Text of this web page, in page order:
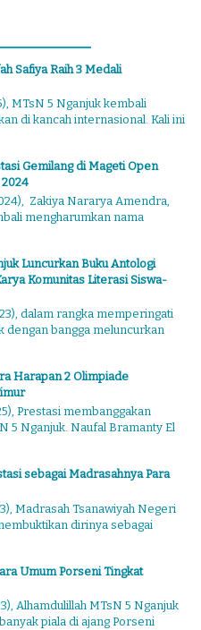
Safiya Raih 3 Medali
MTsN 5 Nganjuk kembali
di kancah internasional. Kali ini
Gemilang di Mageti Open
Zakiya Nararya Amendra,
mengharumkan nama
Luncurkan Buku Antologi
Komunitas Literasi Siswa-
dalam rangka memperingati
dengan bangga meluncurkan
Harapan 2 Olimpiade
Prestasi membanggakan
5 Nganjuk. Naufal Bramanty El
sebagai Madrasahnya Para
Madrasah Tsanawiyah Negeri
dirinya sebagai
Umum Porseni Tingkat
Alhamdulillah MTsN 5 Nganjuk
piala di ajang Porseni